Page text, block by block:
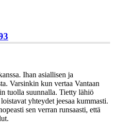
Ihan asiallisen ja
Varsinkin kun vertaa Vantaan
tuolla suunnalla. Tietty lähiö
yhteydet jeesaa kummasti.
sen verran runsaasti, että